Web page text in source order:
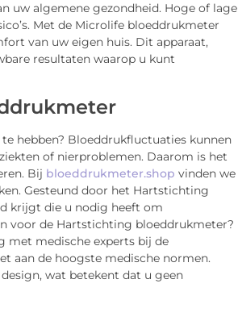
uw algemene gezondheid. Hoge of lage
Met de Microlife bloeddrukmeter
van uw eigen huis. Dit apparaat,
resultaten waarop u kunt
hebben? Bloeddrukfluctuaties kunnen
of nierproblemen. Daarom is het
Bij bloeddrukmeter.shop vinden we
Gesteund door het Hartstichting
krijgt die u nodig heeft om
voor de Hartstichting bloeddrukmeter?
met medische experts bij de
aan de hoogste medische normen.
wat betekent dat u geen